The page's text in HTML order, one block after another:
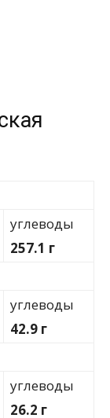
углеводы
257.1 г
углеводы
42.9 г
углеводы
26.2 г